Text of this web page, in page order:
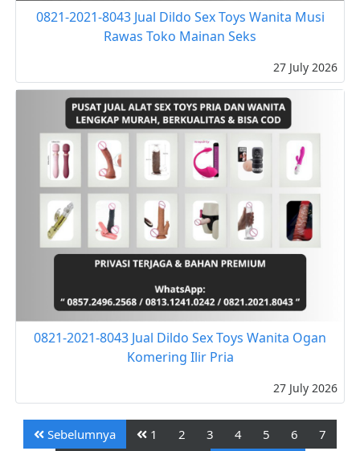
0821-2021-8043 Jual Dildo Sex Toys Wanita Musi
Rawas Toko Mainan Seks
27 July 2026
0821-2021-8043 Jual Dildo Sex Toys Wanita Ogan
Komering Ilir Pria
27 July 2026
Sebelumnya 1 2 3 4 5 6 7